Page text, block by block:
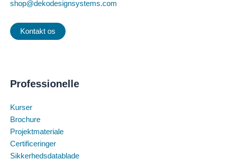
shop@dekodesignsystems.com
Kontakt os
Professionelle
Kurser
Brochure
Projektmateriale
Certificeringer
Sikkerhedsdatablade